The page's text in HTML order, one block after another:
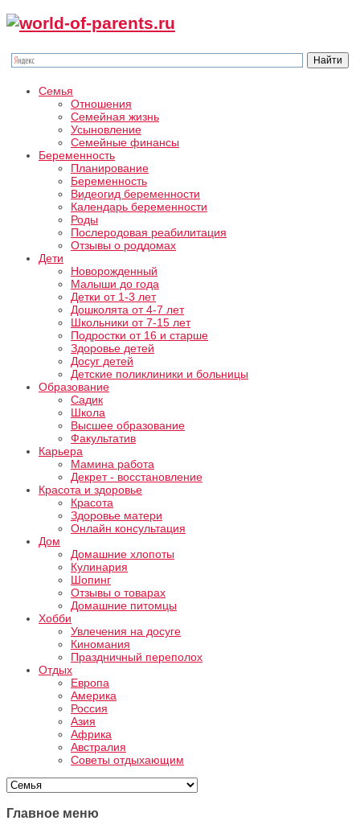
Семья
Отношения
Семейная жизнь
Усыновление
Семейные финансы
Беременность
Планирование
Беременность
Видеогид беременности
Календарь беременности
Роды
Послеродовая реабилитация
Отзывы о роддомах
Дети
Новорожденный
Малыши до года
Детки от 1-3 лет
Дошколята от 4-7 лет
Школьники от 7-15 лет
Подростки от 16 и старше
Здоровье детей
Досуг детей
Детские поликлиники и больницы
Образование
Садик
Школа
Высшее образование
Факультатив
Карьера
Мамина работа
Декрет - восстановление
Красота и здоровье
Красота
Здоровье матери
Онлайн консультация
Дом
Домашние хлопоты
Кулинария
Шопинг
Отзывы о товарах
Домашние питомцы
Хобби
Увлечения на досуге
Киномания
Праздничный переполох
Отдых
Европа
Америка
Россия
Азия
Африка
Австралия
Советы отдыхающим
Главное меню